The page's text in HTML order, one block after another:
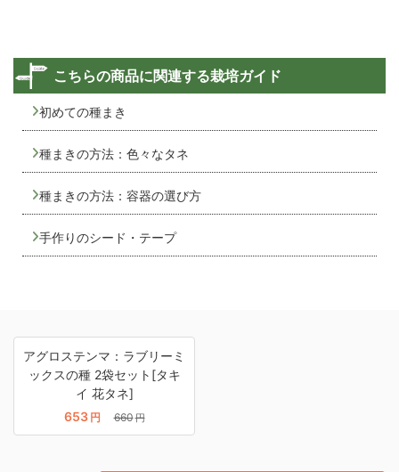
こちらの商品に関連する栽培ガイド
初めての種まき
種まきの方法：色々なタネ
種まきの方法：容器の選び方
手作りのシード・テープ
アグロステンマ：ラブリーミ
ックスの種 2袋セット[タキ
イ 花タネ]
653 円 660円